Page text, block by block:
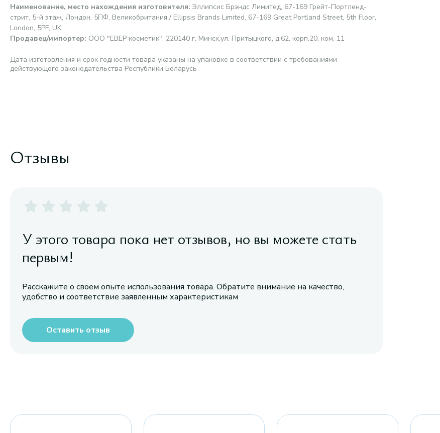
Наименование, место нахождения изготовителя: Эллипсис Брэндс Лимитед, 67-169 Грейт-Портленд-
стрит, 5-й этаж, Лондон, 5ПФ, Великобритания / Ellipsis Brands Limited, 67-169 Great Portland Street, 5th Floor,
London, 5PF, UK
Продавец/импортер: ООО "ЕВЕР косметик", 220140 г. Минск,ул. Притыцкого, д.62, корп.20, ком. 11
Дата изготовления и срок годности товара указаны на упаковке в соответствии с требованиями
действующего законодательства Республики Беларусь
Отзывы
У этого товара пока нет отзывов, но вы можете стать
первым!
Расскажите о своем опыте использования товара. Обратите внимание на качество,
удобство и соответствие заявленным характеристикам
Оставить отзыв